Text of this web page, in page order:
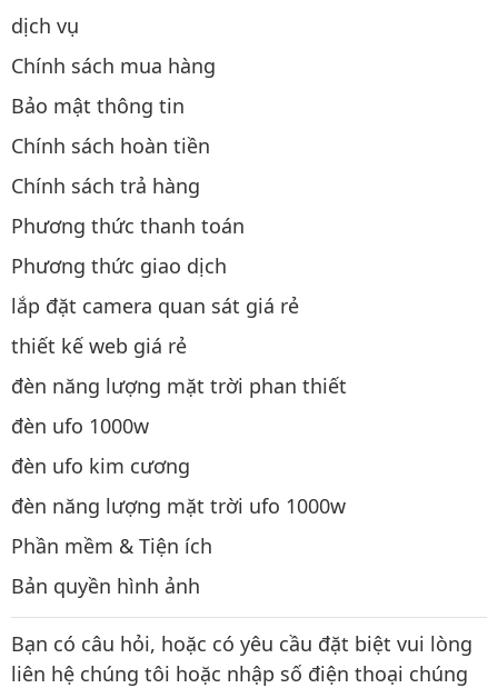
dịch vụ
Chính sách mua hàng
Bảo mật thông tin
Chính sách hoàn tiền
Chính sách trả hàng
Phương thức thanh toán
Phương thức giao dịch
lắp đặt camera quan sát giá rẻ
thiết kế web giá rẻ
đèn năng lượng mặt trời phan thiết
đèn ufo 1000w
đèn ufo kim cương
đèn năng lượng mặt trời ufo 1000w
Phần mềm & Tiện ích
Bản quyền hình ảnh
Bạn có câu hỏi, hoặc có yêu cầu đặt biệt vui lòng
liên hệ chúng tôi hoặc nhập số điện thoại chúng